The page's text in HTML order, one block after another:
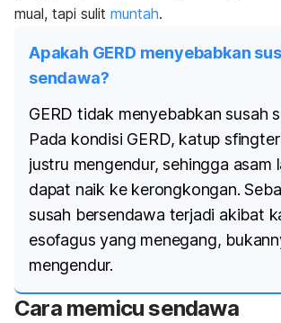
mual, tapi sulit muntah.
Apakah GERD menyebabkan
sendawa?
GERD tidak menyebabkan susah
Pada kondisi GERD, katup
justru mengendur, sehingga asam
dapat naik ke kerongkongan.
susah bersendawa terjadi akibat
esofagus yang menegang,
mengendur.
Cara memicu sendawa